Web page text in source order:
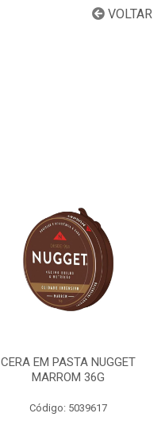
VOLTAR
CERA EM PASTA NUGGET
MARROM 36G
Código: 5039617